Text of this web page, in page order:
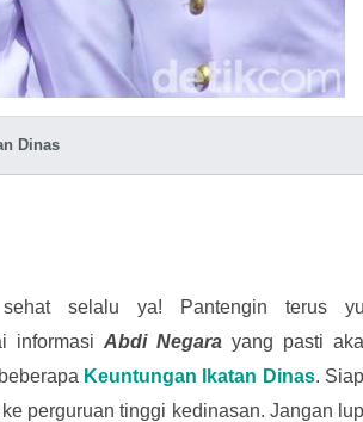
Dinas
selalu ya! Pantengin terus
informasi Abdi Negara yang pasti
Keuntungan Ikatan Dinas.
perguruan tinggi kedinasan. Jangan